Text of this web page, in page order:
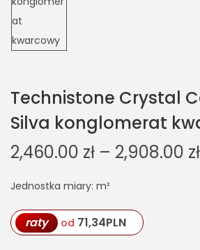
Technistone Crystal
Silva konglomerat
2,460.00 zł – 2,908.00 zł
Jednostka miary: m²
raty od 71,34PLN